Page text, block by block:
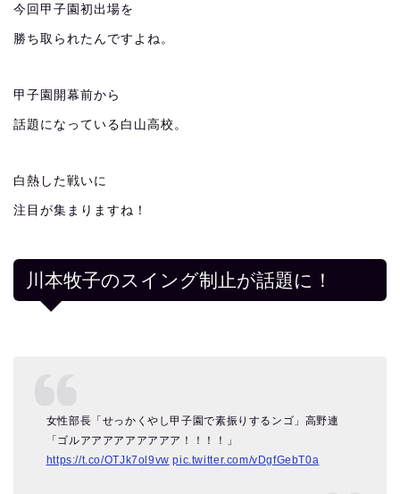
今回甲子園初出場を
勝ち取られたんですよね。
甲子園開幕前から
話題になっている白山高校。
白熱した戦いに
注目が集まりますね！
川本牧子のスイング制止が話題に！
女性部長「せっかくやし甲子園で素振りするンゴ」高野連
「ゴルアアアアアアアアア！！！！」
https://t.co/OTJk7ol9vw pic.twitter.com/vDgfGebT0a